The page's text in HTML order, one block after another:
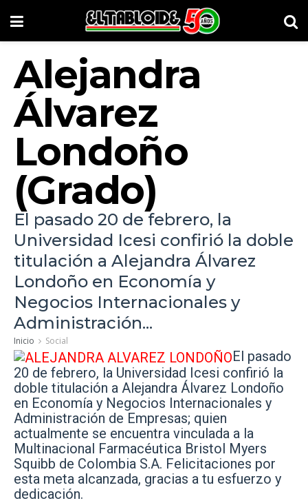
Alejandra
Álvarez
Londoño
(Grado)
El pasado 20 de febrero, la
Universidad Icesi confirió la doble
titulación a Alejandra Álvarez
Londoño en Economía y
Negocios Internacionales y
Administración...
Inicio Social
El pasado
20 de febrero, la Universidad Icesi confirió la
doble titulación a Alejandra Álvarez Londoño
en Economía y Negocios Internacionales y
Administración de Empresas; quien
actualmente se encuentra vinculada a la
Multinacional Farmacéutica Bristol Myers
Squibb de Colombia S.A. Felicitaciones por
esta meta alcanzada, gracias a tu esfuerzo y
dedicación.